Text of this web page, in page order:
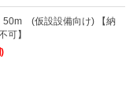
(仮設設備向け) 【納
可】